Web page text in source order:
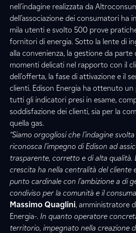
nell’indagine realizzata da
dell’associazione dei consumatori ha
mila utenti e svolto 500 prove
fornitori di energia. Sotto la lente di
alla convenienza, la gestione da
momenti delicati nel rapporto con il
dell’offerta, la fase di attivazione e il
clienti. Edison Energia ha ottenuto
tutti gli indicatori presi in esame,
soddisfazione dei clienti, sia per la
quella gas.
“Siamo orgogliosi che l’indagine
riconosca l’impegno di Edison ad
trasparente, corretto e di alta qualità.
crescita ha nella centralità del cliente
punto cardinale con l’ambizione a di
condiviso per la comunità e il
Massimo Quaglini, amministratore
Energia-. In quanto operatore
territorio, impegnato nella creazione